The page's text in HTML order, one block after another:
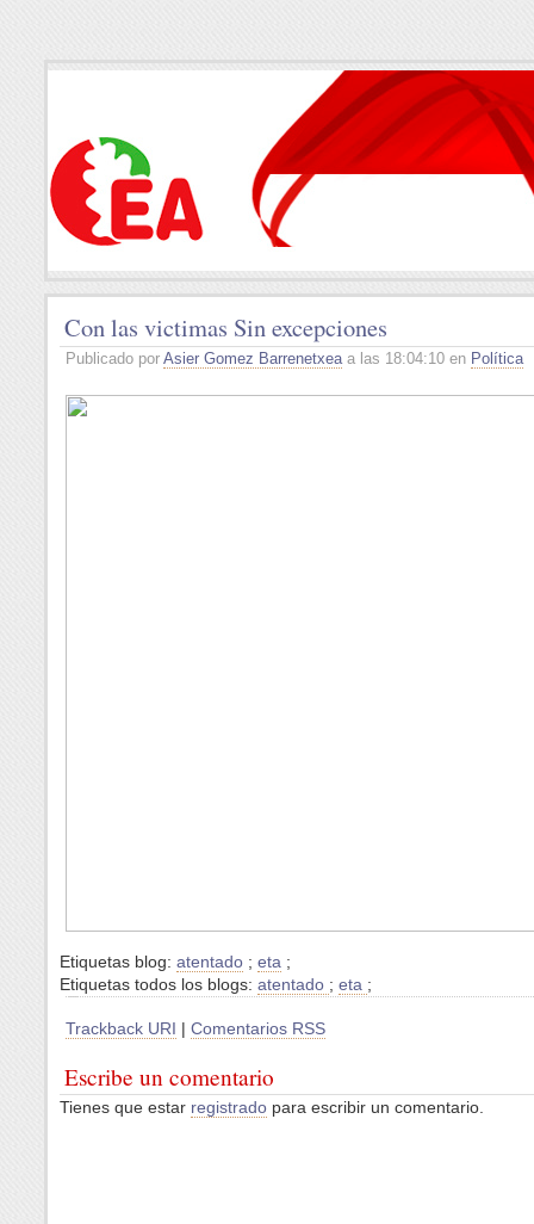
Con las victimas Sin excepciones
Publicado por Asier Gomez Barrenetxeaa las 18:04:10 en Política
Etiquetas blog: atentado ; eta ;
Etiquetas todos los blogs: atentado ; eta ;
Trackback URI | Comentarios RSS
Escribe un comentario
Tienes que estar registrado para escribir un comentario.